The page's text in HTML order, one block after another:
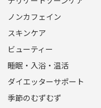
ノンカフェイン
スキンケア
ビューティー
睡眠・入浴・温活
ダイエッターサポート
季節のむずむず